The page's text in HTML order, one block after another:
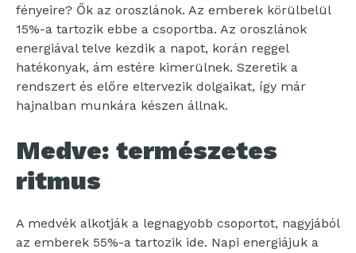
fényeire? Ők az oroszlánok. Az emberek körülbelül
15%-a tartozik ebbe a csoportba. Az oroszlánok
energiával telve kezdik a napot, korán reggel
hatékonyak, ám estére kimerülnek. Szeretik a
rendszert és előre eltervezik dolgaikat, így már
hajnalban munkára készen állnak.
Medve: természetes
ritmus
A medvék alkotják a legnagyobb csoportot, nagyjából
az emberek 55%-a tartozik ide. Napi energiájuk a